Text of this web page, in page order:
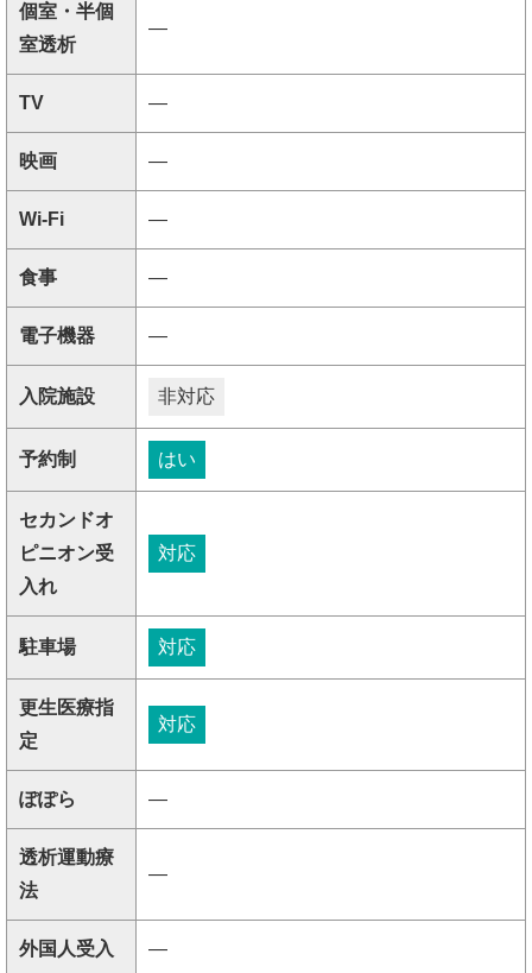
個室・半個
室透析
―
TV ―
映画 ―
Wi-Fi ―
食事 ―
電子機器 ―
入院施設 非対応
予約制 はい
セカンドオ
ピニオン受
入れ
対応
駐車場 対応
更生医療指
定
対応
ぽぽら ―
透析運動療
法
―
外国人受入 ―